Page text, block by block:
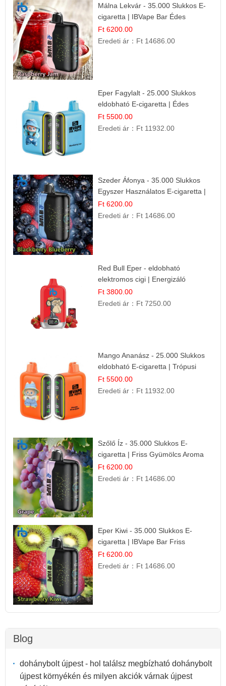
Málna Lekvár - 35.000 Slukkos E-
cigaretta | IBVape Bar Édes
Gyümölcs Íz
Ft 6200.00
Eredeti ár： Ft 14686.00
Eper Fagylalt - 25.000 Slukkos
eldobható E-cigaretta | Édes
Desszert Íz
Ft 5500.00
Eredeti ár： Ft 11932.00
Szeder Áfonya - 35.000 Slukkos
Egyszer Használatos E-cigaretta |
Prémium Ízélmény
Ft 6200.00
Eredeti ár： Ft 14686.00
Red Bull Eper - eldobható
elektromos cigi | Energizáló
Gyümölcs Íz
Ft 3800.00
Eredeti ár： Ft 7250.00
Mango Ananász - 25.000 Slukkos
eldobható E-cigaretta | Trópusi
Ízélmény
Ft 5500.00
Eredeti ár： Ft 11932.00
Szőlő Íz - 35.000 Slukkos E-
cigaretta | Friss Gyümölcs Aroma
Ft 6200.00
Eredeti ár： Ft 14686.00
Eper Kiwi - 35.000 Slukkos E-
cigaretta | IBVape Bar Friss
Gyümölcs Ízek
Ft 6200.00
Eredeti ár： Ft 14686.00
Blog
dohánybolt újpest - hol találsz megbízható dohánybolt
újpest környékén és milyen akciók várnak újpest